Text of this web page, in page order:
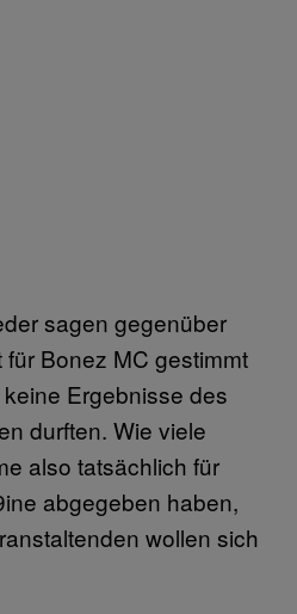
sagen gegenüber
Bonez MC gestimmt
Ergebnisse des
durften. Wie viele
also tatsächlich für
abgegeben haben,
wollen sich